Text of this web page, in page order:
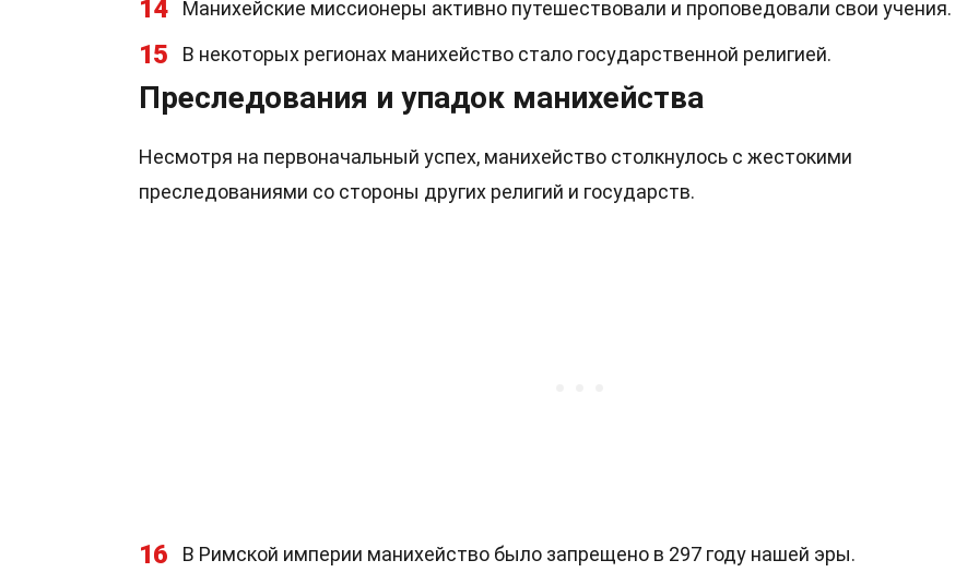
14 Манихейские миссионеры активно путешествовали и проповедовали свои учения.
15 В некоторых регионах манихейство стало государственной религией.
Преследования и упадок манихейства
Несмотря на первоначальный успех, манихейство столкнулось с жестокими
преследованиями со стороны других религий и государств.
16 В Римской империи манихейство было запрещено в 297 году нашей эры.